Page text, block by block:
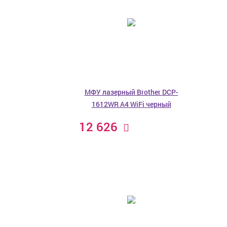
МФУ лазерный Brother DCP-
1612WR A4 WiFi черный
12 626